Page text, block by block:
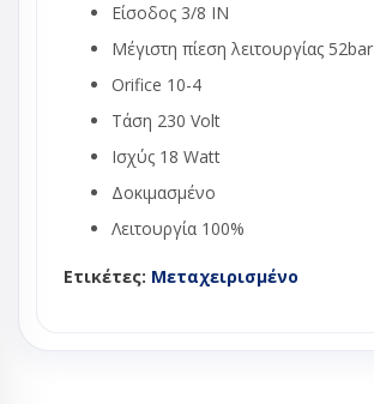
Είσοδος 3/8 IN
Μέγιστη πίεση λειτουργίας 52bar
Orifice 10-4
Τάση 230 Volt
Ισχύς 18 Watt
Δοκιμασμένο
Λειτουργία 100%
Ετικέτες: Μεταχειρισμένο